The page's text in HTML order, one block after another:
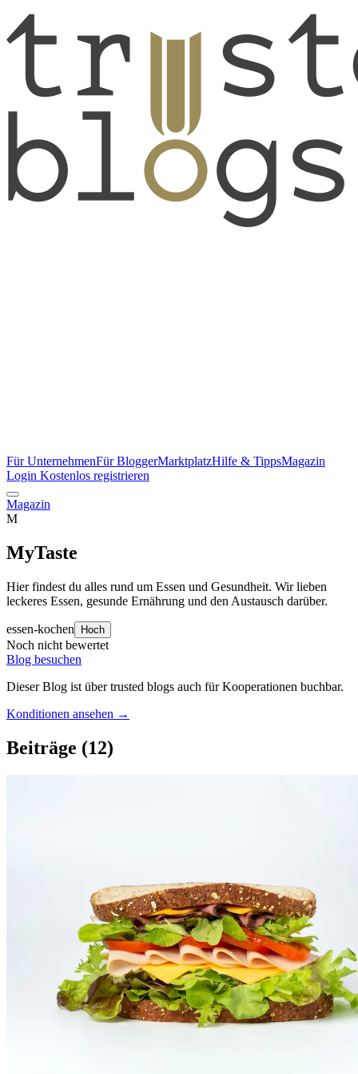
Für UnternehmenFür BloggerMarktplatzHilfe & TippsMagazin
Login Kostenlos registrieren
Magazin
M
MyTaste
Hier findest du alles rund um Essen und Gesundheit. Wir lieben
leckeres Essen, gesunde Ernährung und den Austausch darüber.
essen-kochen Hoch
Noch nicht bewertet
Blog besuchen
Dieser Blog ist über trusted blogs auch für Kooperationen buchbar.
Konditionen ansehen →
Beiträge (12)